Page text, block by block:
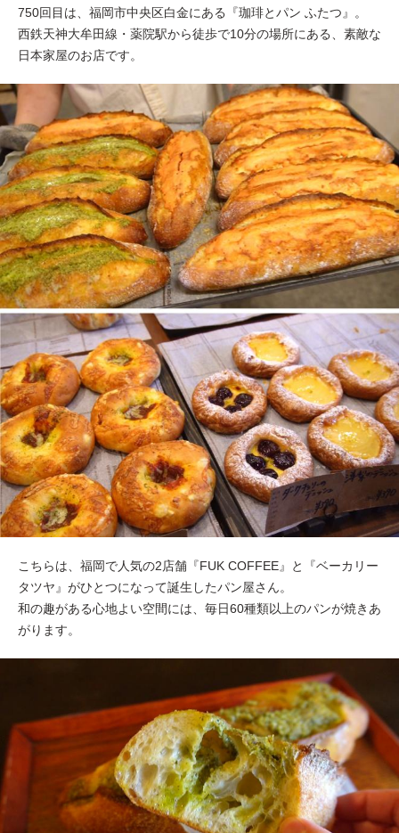
750回目は、福岡市中央区白金にある『珈琲とパン ふたつ』。
西鉄天神大牟田線・薬院駅から徒歩で10分の場所にある、素敵な
日本家屋のお店です。
こちらは、福岡で人気の2店舗『FUK COFFEE』と『ベーカリー
タツヤ』がひとつになって誕生したパン屋さん。
和の趣がある心地よい空間には、毎日60種類以上のパンが焼きあ
がります。